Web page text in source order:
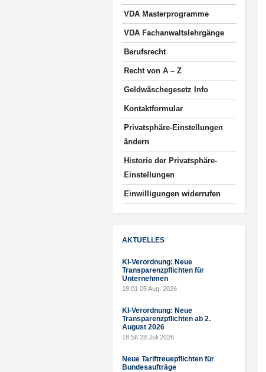
VDA Masterprogramme
VDA Fachanwaltslehrgänge
Berufsrecht
Recht von A – Z
Geldwäschegesetz Info
Kontaktformular
Privatsphäre-Einstellungen
ändern
Historie der Privatsphäre-
Einstellungen
Einwilligungen widerrufen
AKTUELLES
KI-Verordnung: Neue
Transparenzpflichten für
Unternehmen
18:01 05 Aug. 2026
KI-Verordnung: Neue
Transparenzpflichten ab 2.
August 2026
18:56 28 Juli 2026
Neue Tariftreuepflichten für
Bundesaufträge